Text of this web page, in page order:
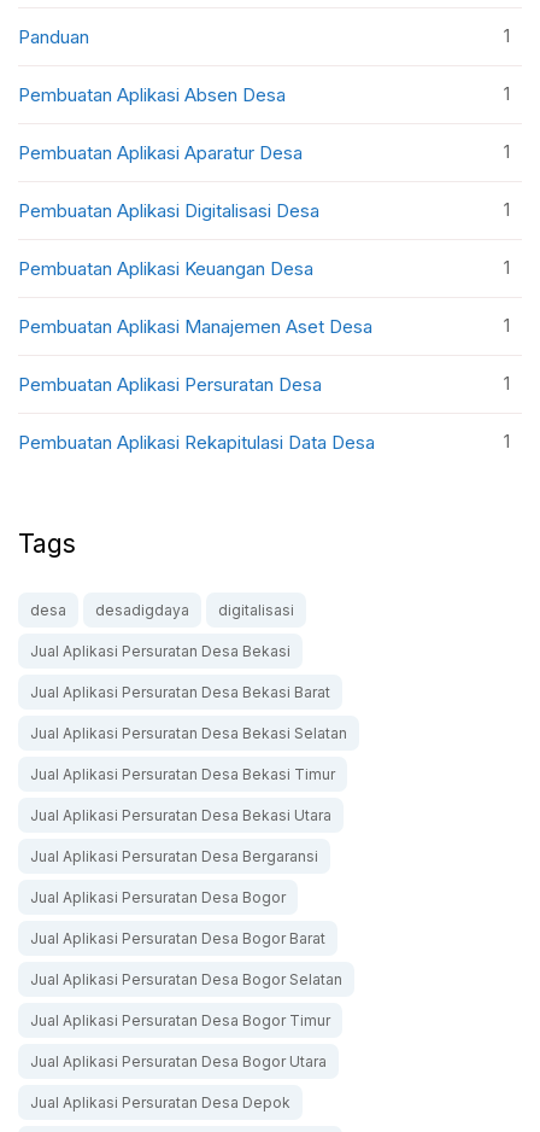
Panduan 1
Pembuatan Aplikasi Absen Desa 1
Pembuatan Aplikasi Aparatur Desa 1
Pembuatan Aplikasi Digitalisasi Desa 1
Pembuatan Aplikasi Keuangan Desa 1
Pembuatan Aplikasi Manajemen Aset Desa 1
Pembuatan Aplikasi Persuratan Desa 1
Pembuatan Aplikasi Rekapitulasi Data Desa 1
Tags
desa desadigdaya digitalisasi
Jual Aplikasi Persuratan Desa Bekasi
Jual Aplikasi Persuratan Desa Bekasi Barat
Jual Aplikasi Persuratan Desa Bekasi Selatan
Jual Aplikasi Persuratan Desa Bekasi Timur
Jual Aplikasi Persuratan Desa Bekasi Utara
Jual Aplikasi Persuratan Desa Bergaransi
Jual Aplikasi Persuratan Desa Bogor
Jual Aplikasi Persuratan Desa Bogor Barat
Jual Aplikasi Persuratan Desa Bogor Selatan
Jual Aplikasi Persuratan Desa Bogor Timur
Jual Aplikasi Persuratan Desa Bogor Utara
Jual Aplikasi Persuratan Desa Depok